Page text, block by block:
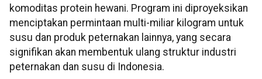
komoditas protein hewani. Program ini diproyeksikan
menciptakan permintaan multi-miliar kilogram untuk
susu dan produk peternakan lainnya, yang secara
signifikan akan membentuk ulang struktur industri
peternakan dan susu di Indonesia.